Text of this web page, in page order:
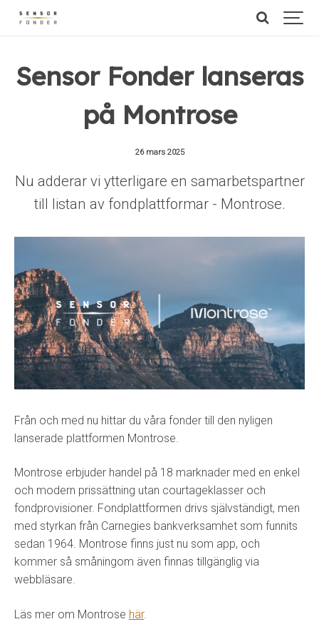
Sensor Fonder lanseras
på Montrose
26 mars 2025
Nu adderar vi ytterligare en samarbetspartner
till listan av fondplattformar - Montrose.
Från och med nu hittar du våra fonder till den nyligen
lanserade plattformen Montrose.
Montrose erbjuder handel på 18 marknader med en enkel
och modern prissättning utan courtageklasser och
fondprovisioner. Fondplattformen drivs självständigt, men
med styrkan från Carnegies bankverksamhet som funnits
sedan 1964. Montrose finns just nu som app, och
kommer så småningom även finnas tillgänglig via
webbläsare.
Läs mer om Montrose här.